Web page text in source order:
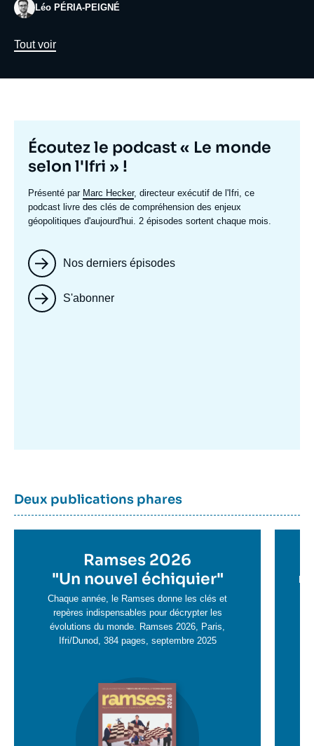
PhotoLéo PÉRIA-PEIGNÉ
Lien
Tout voir
Titre
mis
en
avant
Écoutez le podcast « Le monde
selon l'Ifri » !
Texte
accroche
Présenté par Marc Hecker, directeur exécutif de l'Ifri, ce
podcast livre des clés de compréhension des enjeux
géopolitiques d'aujourd'hui. 2 épisodes sortent chaque mois.
Nos derniers épisodes
S'abonner
Dernière
parutions
Titre
container
Deux publications phares
en
savoir
plus
Ramses 2026
"Un nouvel échiquier"
Chaque année, le Ramses donne les clés et
repères indispensables pour décrypter les
évolutions du monde. Ramses 2026, Paris,
Ifri/Dunod, 384 pages, septembre 2025